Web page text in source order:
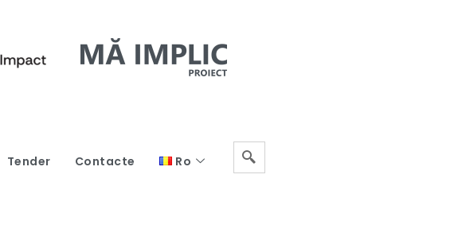
Tender Contacte Ro